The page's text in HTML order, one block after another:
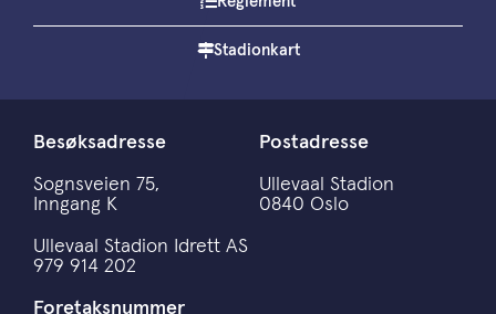
Stadionkart
Besøksadresse
Sognsveien 75,
Inngang K
Postadresse
Ullevaal Stadion
0840 Oslo
Ullevaal Stadion Idrett AS
979 914 202
Foretaksnummer